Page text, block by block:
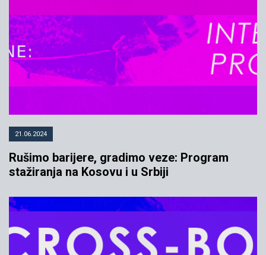
21.06.2024
Rušimo barijere, gradimo veze: Program
stažiranja na Kosovu i u Srbiji